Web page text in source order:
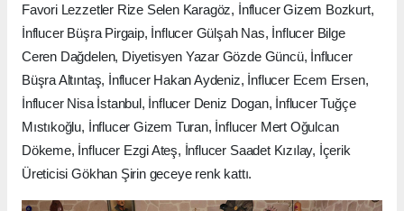
Favori Lezzetler Rize Selen Karagöz, İnflucer Gizem Bozkurt,
İnflucer Büşra Pirgaip, İnflucer Gülşah Nas, İnflucer Bilge
Ceren Dağdelen, Diyetisyen Yazar Gözde Güncü, İnflucer
Büşra Altıntaş, İnflucer Hakan Aydeniz, İnflucer Ecem Ersen,
İnflucer Nisa İstanbul, İnflucer Deniz Dogan, İnflucer Tuğçe
Mıstıkoğlu, İnflucer Gizem Turan, İnflucer Mert Oğulcan
Dökeme, İnflucer Ezgi Ateş, İnflucer Saadet Kızılay, İçerik
Üreticisi Gökhan Şirin geceye renk kattı.